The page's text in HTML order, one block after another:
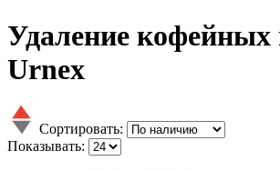
Удаление кофейных
Urnex
Сортировать:
Показывать: